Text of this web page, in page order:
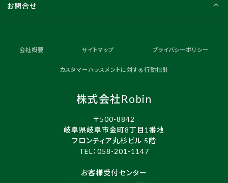
お問合せ
会社概要 サイトマップ プライバシーポリシー
カスタマーハラスメントに対する行動指針
株式会社Robin
〒500-8842
岐阜県岐阜市金町8丁目1番地
フロンティア丸杉ビル 5階
TEL： 058-201-1147
お客様受付センター